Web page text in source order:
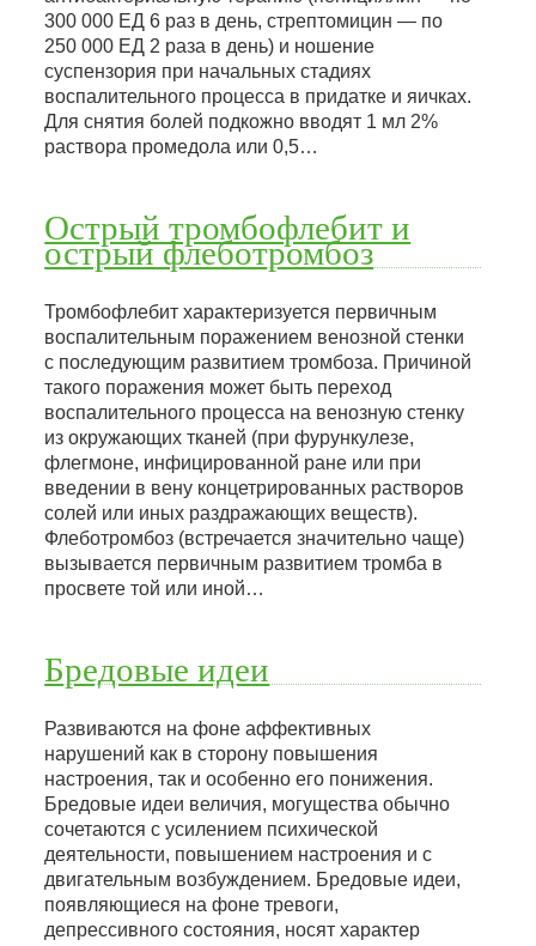
300 000 ЕД 6 раз в день, стрептомицин — по
250 000 ЕД 2 раза в день) и ношение
суспензория при начальных стадиях
воспалительного процесса в придатке и яичках.
Для снятия болей подкожно вводят 1 мл 2%
раствора промедола или 0,5…
Острый тромбофлебит и
острый флеботромбоз
Тромбофлебит характеризуется первичным
воспалительным поражением венозной стенки
с последующим развитием тромбоза. Причиной
такого поражения может быть переход
воспалительного процесса на венозную стенку
из окружающих тканей (при фурункулезе,
флегмоне, инфицированной ране или при
введении в вену концетрированных растворов
солей или иных раздражающих веществ).
Флеботромбоз (встречается значительно чаще)
вызывается первичным развитием тромба в
просвете той или иной…
Бредовые идеи
Развиваются на фоне аффективных
нарушений как в сторону повышения
настроения, так и особенно его понижения.
Бредовые идеи величия, могущества обычно
сочетаются с усилением психической
деятельности, повышением настроения и с
двигательным возбуждением. Бредовые идеи,
появляющиеся на фоне тревоги,
депрессивного состояния, носят характер